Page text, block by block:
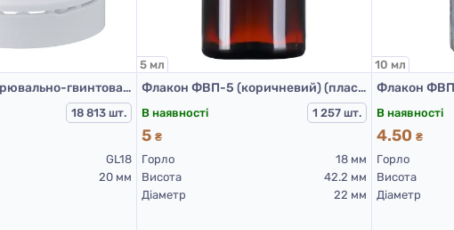
Кришка закупорювально-гвинтова з контролем першого відкриття тип 1.4к біла
18 813 шт.
GL18
20 мм
5 мл
Флакон ФВП-5 (коричневий) (пластиковий флакон 5 мл)
В наявності 1 257 шт.
5 ₴
Горло
18 мм
Висота
42.2 мм
Діаметр
22 мм
10 мл
В наявності
4.50₴
Горло
Висота
Діаметр